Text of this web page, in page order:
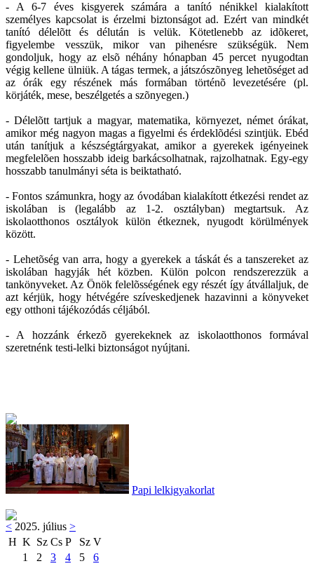
- A 6-7 éves kisgyerek számára a tanító nénikkel kialakított
személyes kapcsolat is érzelmi biztonságot ad. Ezért van mindkét
tanító délelõtt és délután is velük. Kötetlenebb az idõkeret,
figyelembe vesszük, mikor van pihenésre szükségük. Nem
gondoljuk, hogy az elsõ néhány hónapban 45 percet nyugodtan
végig kellene ülniük. A tágas termek, a játszószõnyeg lehetõséget ad
az órák egy részének más formában történõ levezetésére (pl.
körjáték, mese, beszélgetés a szõnyegen.)
- Délelõtt tartjuk a magyar, matematika, környezet, német órákat,
amikor még nagyon magas a figyelmi és érdeklõdési szintjük. Ebéd
után tanítjuk a készségtárgyakat, amikor a gyerekek igényeinek
megfelelõen hosszabb ideig barkácsolhatnak, rajzolhatnak. Egy-egy
hosszabb tanulmányi séta is beiktatható.
- Fontos számunkra, hogy az óvodában kialakított étkezési rendet az
iskolában is (legalább az 1-2. osztályban) megtartsuk. Az
iskolaotthonos osztályok külön étkeznek, nyugodt körülmények
között.
- Lehetõség van arra, hogy a gyerekek a táskát és a tanszereket az
iskolában hagyják hét közben. Külön polcon rendszerezzük a
tankönyveket. Az Önök felelõsségének egy részét így átvállaljuk, de
azt kérjük, hogy hétvégére szíveskedjenek hazavinni a könyveket
egy otthoni tájékozódás céljából.
- A hozzánk érkezõ gyerekeknek az iskolaotthonos formával
szeretnénk testi-lelki biztonságot nyújtani.
Papi lelkigyakorlat
< 2025. július >
H K Sz Cs P Sz V
1
2 3 4 5
6